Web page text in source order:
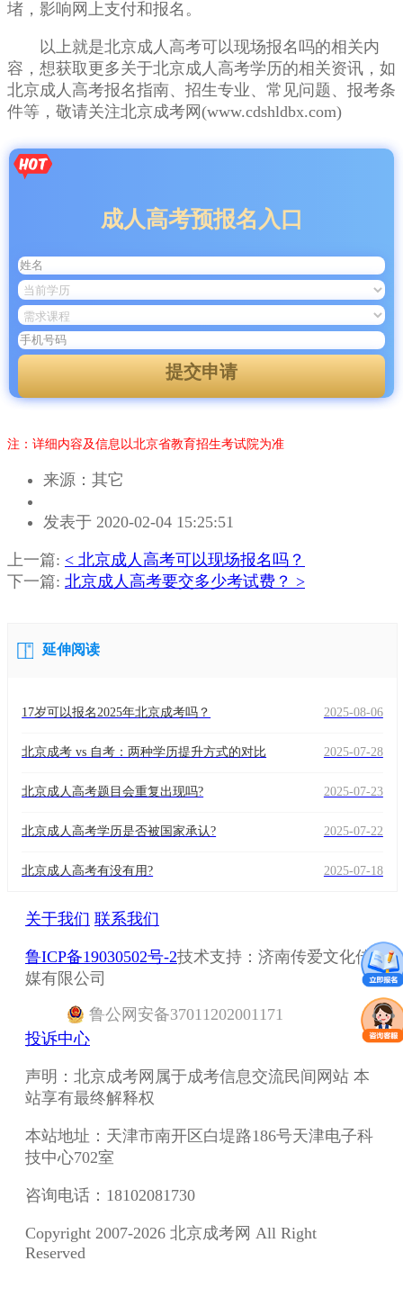
堵，影响网上支付和报名。
以上就是北京成人高考可以现场报名吗的相关内
容，想获取更多关于北京成人高考学历的相关资讯，如
北京成人高考报名指南、招生专业、常见问题、报考条
件等，敬请关注北京成考网(www.cdshldbx.com)
成人高考预报名入口
提交申请
注：详细内容及信息以北京省教育招生考试院为准
来源：其它
者：
老
师
发表于 2020-02-04 15:25:51
上一篇: < 北京成人高考可以现场报名吗？
下一篇: 北京成人高考要交多少考试费？ >
延伸阅读
17岁可以报名2025年北京成考吗？ 2025-08-06
北京成考 vs 自考：两种学历提升方式的对比 2025-07-28
北京成人高考题目会重复出现吗? 2025-07-23
北京成人高考学历是否被国家承认? 2025-07-22
北京成人高考有没有用? 2025-07-18
关于我们 联系我们
鲁ICP备19030502号-2技术支持：济南传爱文化传
媒有限公司
鲁公网安备37011202001171
投诉中心
声明：北京成考网属于成考信息交流民间网站 本
站享有最终解释权
本站地址：天津市南开区白堤路186号天津电子科
技中心702室
咨询电话：18102081730
Copyright 2007-2026 北京成考网 All Right
Reserved